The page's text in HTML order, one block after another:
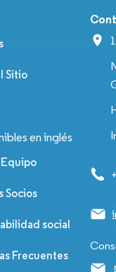
Sitio
en inglés
Socios
social
Frecuentes